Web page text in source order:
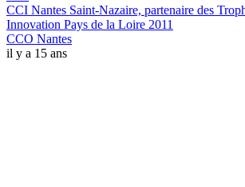
CCI Nantes Saint-Nazaire, partenaire des
Innovation Pays de la Loire 2011
CCO Nantes
il y a 15 ans